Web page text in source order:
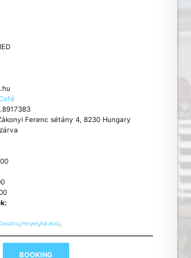
Ferenc sétány 4, 8230 Hungary
,Helyek,Kávézó,